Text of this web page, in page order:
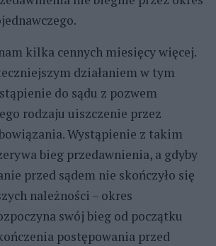
kilka cennych miesięcy więcej.
działaniem w tym
do sądu z pozwem
rodzaju uiszczenie przez
Wystąpienie z takim
bieg przedawnienia, a gdyby
przed sądem nie skończyło się
należności – okres
swój bieg od początku
postępowania przed